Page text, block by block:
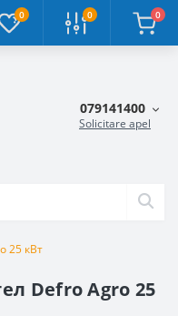
0 0 0
079141400
Solicitare apel
25 кВт
Defro Agro 25